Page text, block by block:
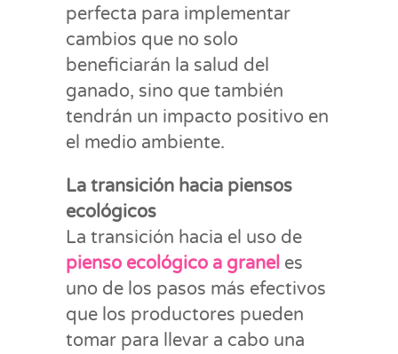
perfecta para implementar
cambios que no solo
beneficiarán la salud del
ganado, sino que también
tendrán un impacto positivo en
el medio ambiente.
La transición hacia piensos
ecológicos
La transición hacia el uso de
pienso ecológico a granel es
uno de los pasos más efectivos
que los productores pueden
tomar para llevar a cabo una